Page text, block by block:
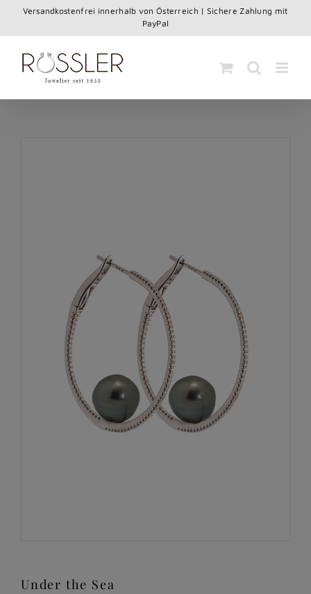
content
Versandkostenfrei innerhalb von Österreich | Sichere Zahlung mit
PayPal
Under the Sea